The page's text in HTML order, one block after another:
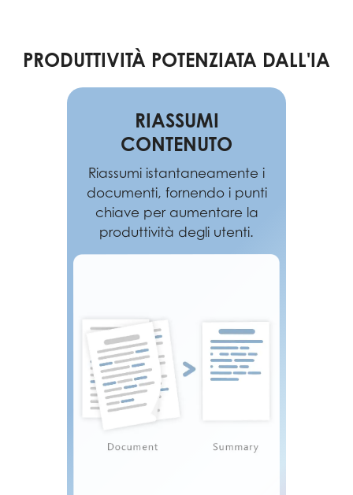
PRODUTTIVITÀ POTENZIATA DALL'IA
RIASSUMI
CONTENUTO
Riassumi istantaneamente i
documenti, fornendo i punti
chiave per aumentare la
produttività degli utenti.